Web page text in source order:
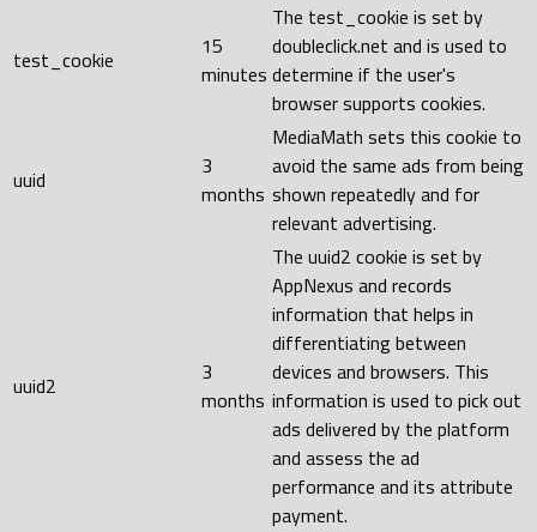
test_cookie
15
minutes
The test_cookie is set by
doubleclick.net and is used to
determine if the user's
browser supports cookies.
uuid
3
months
MediaMath sets this cookie to
avoid the same ads from being
shown repeatedly and for
relevant advertising.
uuid2
3
months
The uuid2 cookie is set by
AppNexus and records
information that helps in
differentiating between
devices and browsers. This
information is used to pick out
ads delivered by the platform
and assess the ad
performance and its attribute
payment.